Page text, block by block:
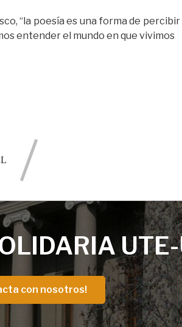
“la poesía es una forma de
entender el mundo en que vivimos
con nosotros!